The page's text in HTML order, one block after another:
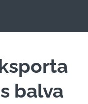
balva